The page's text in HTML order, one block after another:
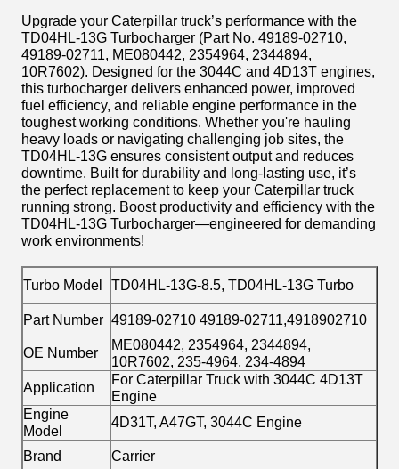
Upgrade your Caterpillar truck’s performance with the
TD04HL-13G Turbocharger (Part No. 49189-02710,
49189-02711, ME080442, 2354964, 2344894,
10R7602). Designed for the 3044C and 4D13T engines,
this turbocharger delivers enhanced power, improved
fuel efficiency, and reliable engine performance in the
toughest working conditions. Whether you're hauling
heavy loads or navigating challenging job sites, the
TD04HL-13G ensures consistent output and reduces
downtime. Built for durability and long-lasting use, it’s
the perfect replacement to keep your Caterpillar truck
running strong. Boost productivity and efficiency with the
TD04HL-13G Turbocharger—engineered for demanding
work environments!
Turbo Model TD04HL-13G-8.5, TD04HL-13G Turbo
Part Number 49189-02710 49189-02711,4918902710
OE Number
ME080442, 2354964, 2344894,
10R7602, 235-4964, 234-4894
Application
For Caterpillar Truck with 3044C 4D13T
Engine
Engine
Model
4D31T, A47GT, 3044C Engine
Brand
Carrier